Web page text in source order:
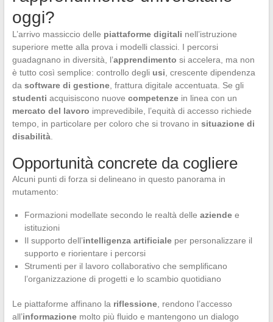
oggi?
L’arrivo massiccio delle piattaforme digitali nell’istruzione
superiore mette alla prova i modelli classici. I percorsi
guadagnano in diversità, l’apprendimento si accelera, ma non
è tutto così semplice: controllo degli usi , crescente dipendenza
da software di gestione, frattura digitale accentuata. Se gli
studenti acquisiscono nuove competenzein linea con un
mercato del lavoro imprevedibile, l’equità di accesso richiede
tempo, in particolare per coloro che si trovano in situazione di
disabilità.
Opportunità concrete da cogliere
Alcuni punti di forza si delineano in questo panorama in
mutamento:
Formazioni modellate secondo le realtà delle aziendee
istituzioni
Il supporto dell’intelligenza artificialeper personalizzare il
supporto e riorientare i percorsi
Strumenti per il lavoro collaborativo che semplificano
l’organizzazione di progetti e lo scambio quotidiano
Le piattaforme affinano la riflessione, rendono l’accesso
all’informazionemolto più fluido e mantengono un dialogo